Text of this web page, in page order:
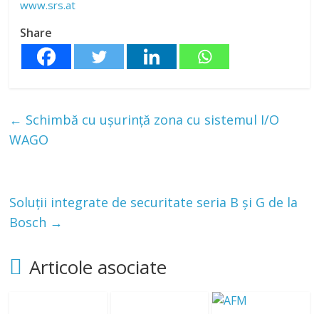
www.srs.at
Share
← Schimbă cu ușurință zona cu sistemul I/O
WAGO
Soluții integrate de securitate seria B și G de la
Bosch →
Articole asociate